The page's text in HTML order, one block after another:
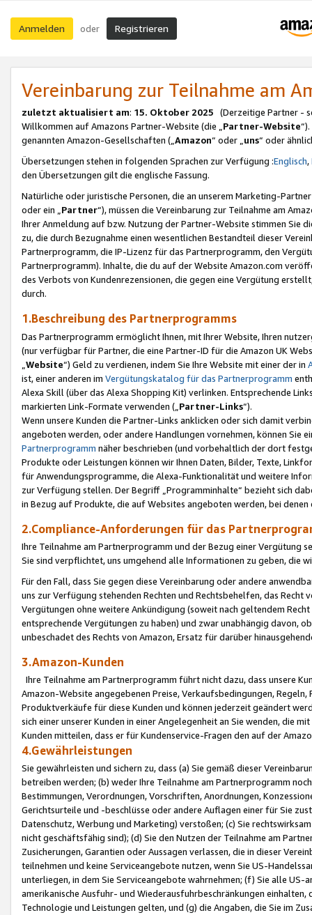
Anmelden oder Registrieren
Vereinbarung zur Teilnahme am
zuletzt aktualisiert am: 15. Oktober 2025 (Derzeitige Partner -
Willkommen auf Amazons Partner-Website (die „Partner-Website
genannten Amazon-Gesellschaften („Amazon“ oder „uns“ oder
Übersetzungen stehen in folgenden Sprachen zur Verfügung :Englisch,
den Übersetzungen gilt die englische Fassung.
Natürliche oder juristische Personen, die an unserem Marketing-
oder ein „Partner“), müssen die Vereinbarung zur Teilnahme am
Ihrer Anmeldung auf bzw. Nutzung der Partner-Website stimmen Sie
zu, die durch Bezugnahme einen wesentlichen Bestandteil dieser
Partnerprogramm, die IP-Lizenz für das Partnerprogramm, den
Partnerprogramm). Inhalte, die du auf der Website Amazon.com
des Verbots von Kundenrezensionen, die gegen eine Vergütung
durch.
1.Beschreibung des Partnerprogramms
Das Partnerprogramm ermöglicht Ihnen, mit Ihrer Website, Ihren
(nur verfügbar für Partner, die eine Partner-ID für die Amazon UK
Website“) Geld zu verdienen, indem Sie Ihre Website mit einer der in
ist, einer anderen im Vergütungskatalog für das Partnerprogramm
Alexa Skill (über das Alexa Shopping Kit) verlinken. Entsprechende
markierten Link-Formate verwenden („ Partner-Links“).
Wenn unsere Kunden die Partner-Links anklicken oder sich damit
angeboten werden, oder andere Handlungen vornehmen, können Sie
Partnerprogramm näher beschrieben (und vorbehaltlich der dort
Produkte oder Leistungen können wir Ihnen Daten, Bilder, Texte,
für Anwendungsprogramme, die Alexa-Funktionalität und weitere
zur Verfügung stellen. Der Begriff „Programminhalte“ bezieht sich
in Bezug auf Produkte, die auf Websites angeboten werden, bei
2.Compliance-Anforderungen für das
Ihre Teilnahme am Partnerprogramm und der Bezug einer Vergütung
Sie sind verpflichtet, uns umgehend alle Informationen zu geben, die
Für den Fall, dass Sie gegen diese Vereinbarung oder andere
uns zur Verfügung stehenden Rechten und Rechtsbehelfen, das
Vergütungen ohne weitere Ankündigung (soweit nach geltendem
entsprechende Vergütungen zu haben) und zwar unabhängig davon,
unbeschadet des Rechts von Amazon, Ersatz für darüber
3.Amazon-Kunden
Ihre Teilnahme am Partnerprogramm führt nicht dazu, dass unsere
Amazon-Website angegebenen Preise, Verkaufsbedingungen,
Produktverkäufe für diese Kunden und können jederzeit geändert
sich einer unserer Kunden in einer Angelegenheit an Sie wenden, die
Kunden mitteilen, dass er für Kundenservice-Fragen den auf der
4.Gewährleistungen
Sie gewährleisten und sichern zu, dass (a) Sie gemäß dieser
betreiben werden; (b) weder Ihre Teilnahme am Partnerprogramm
Bestimmungen, Verordnungen, Vorschriften, Anordnungen,
Gerichtsurteile und -beschlüsse oder andere Auflagen einer für Sie
Datenschutz, Werbung und Marketing) verstoßen; (c) Sie
nicht geschäftsfähig sind); (d) Sie den Nutzen der Teilnahme am
Zusicherungen, Garantien oder Aussagen verlassen, die in dieser
teilnehmen und keine Serviceangebote nutzen, wenn Sie US-
unterliegen, in dem Sie Serviceangebote wahrnehmen; (f) Sie alle
amerikanische Ausfuhr- und Wiederausfuhrbeschränkungen
Technologie und Leistungen gelten, und (g) die Angaben, die Sie im